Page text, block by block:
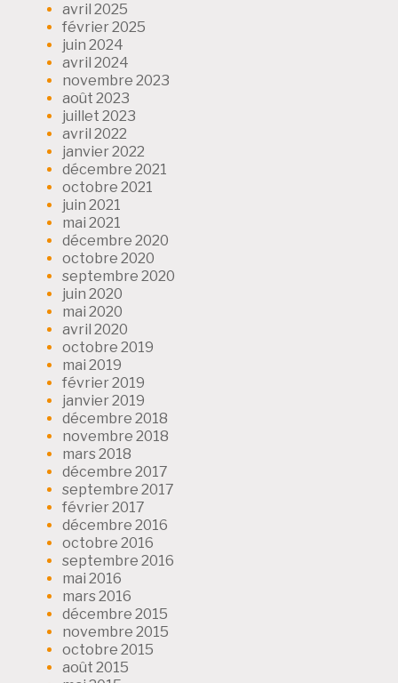
avril 2025
février 2025
juin 2024
avril 2024
novembre 2023
août 2023
juillet 2023
avril 2022
janvier 2022
décembre 2021
octobre 2021
juin 2021
mai 2021
décembre 2020
octobre 2020
septembre 2020
juin 2020
mai 2020
avril 2020
octobre 2019
mai 2019
février 2019
janvier 2019
décembre 2018
novembre 2018
mars 2018
décembre 2017
septembre 2017
février 2017
décembre 2016
octobre 2016
septembre 2016
mai 2016
mars 2016
décembre 2015
novembre 2015
octobre 2015
août 2015